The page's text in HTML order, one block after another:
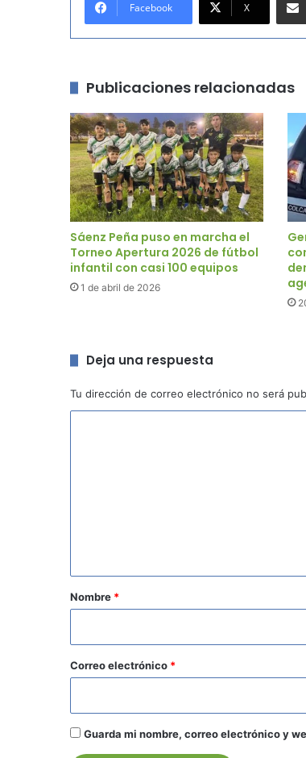
Facebook X
Publicaciones relacionadas
Sáenz Peña puso en marcha el
Torneo Apertura 2026 de fútbol
infantil con casi 100 equipos
1 de abril de 2026
Deja una respuesta
Tu dirección de correo electrónico no será
r
o
*
Nombre *
Correo electrónico *
Guarda mi nombre, correo electrónico y